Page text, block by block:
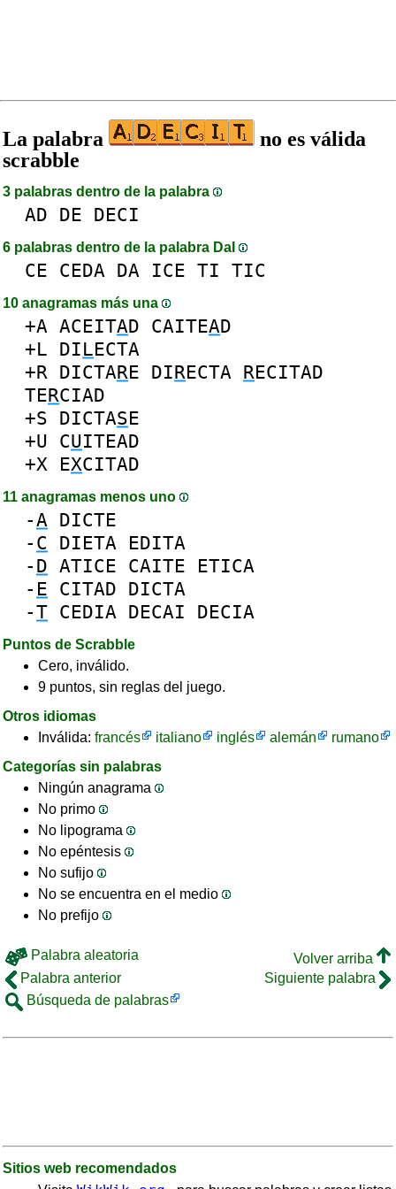
La palabra
no es válida
scrabble
3 palabras dentro de la palabra
AD DE DECI
6 palabras dentro de la palabra DaI
CE CEDA DA ICE TI TIC
10 anagramas más una
+A ACEITAD CAITEAD
+L DILECTA
+R DICTARE DIRECTA RECITAD
TERCIAD
+S DICTASE
+U CUITEAD
+X EXCITAD
11 anagramas menos uno
-A DICTE
- C DIETA EDITA
- D ATICE CAITE
ETICA
- E CITAD DICTA
-T CEDIA DECAI DECIA
Puntos de Scrabble
Cero, inválido.
9 puntos, sin reglas del juego.
Otros idiomas
Inválida: francés italiano inglés alemán
rumano
Categorías sin palabras
Ningún anagrama
No primo
No lipograma
No epéntesis
No sufijo
No se encuentra en el medio
No prefijo
Palabra aleatoria
Volver arriba
Palabra anterior
Siguiente palabra
Búsqueda de palabras
Sitios web recomendados